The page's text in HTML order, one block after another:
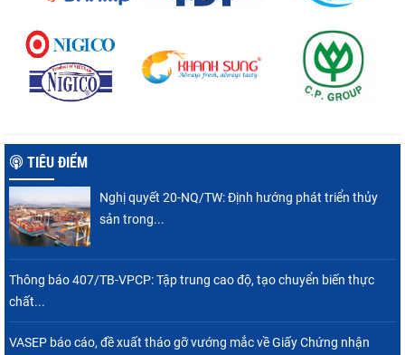
TIÊU ĐIỂM
Nghị quyết 20-NQ/TW: Định hướng phát triển thủy
sản trong...
Thông báo 407/TB-VPCP: Tập trung cao độ, tạo chuyển biến thực
chất...
VASEP báo cáo, đề xuất tháo gỡ vướng mắc về Giấy Chứng nhận